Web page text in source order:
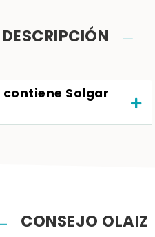
DESCRIPCIÓN
contiene Solgar
CONSEJO OLAIZ